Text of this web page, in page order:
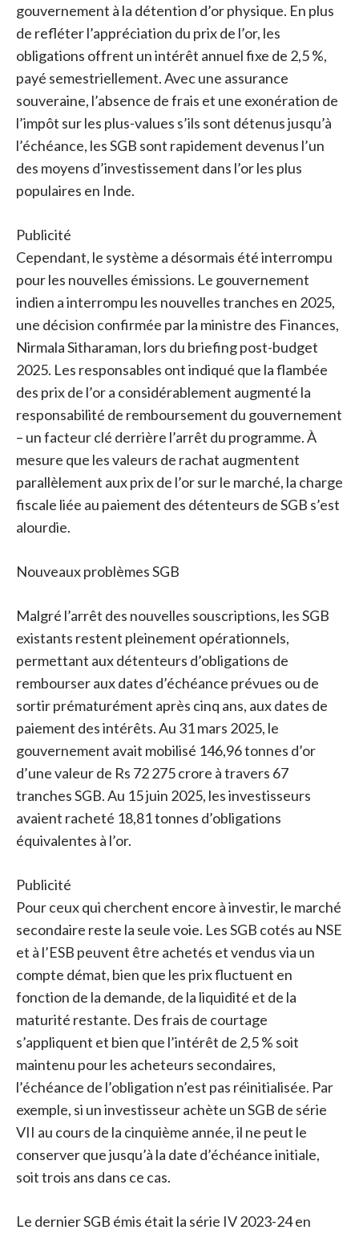
gouvernement à la détention d’or physique. En plus
de refléter l’appréciation du prix de l’or, les
obligations offrent un intérêt annuel fixe de 2,5 %,
payé semestriellement. Avec une assurance
souveraine, l’absence de frais et une exonération de
l’impôt sur les plus-values ​​s’ils sont détenus jusqu’à
l’échéance, les SGB sont rapidement devenus l’un
des moyens d’investissement dans l’or les plus
populaires en Inde.
Publicité
Cependant, le système a désormais été interrompu
pour les nouvelles émissions. Le gouvernement
indien a interrompu les nouvelles tranches en 2025,
une décision confirmée par la ministre des Finances,
Nirmala Sitharaman, lors du briefing post-budget
2025. Les responsables ont indiqué que la flambée
des prix de l’or a considérablement augmenté la
responsabilité de remboursement du gouvernement
– ​​un facteur clé derrière l’arrêt du programme. À
mesure que les valeurs de rachat augmentent
parallèlement aux prix de l’or sur le marché, la charge
fiscale liée au paiement des détenteurs de SGB s’est
alourdie.
Nouveaux problèmes SGB
Malgré l’arrêt des nouvelles souscriptions, les SGB
existants restent pleinement opérationnels,
permettant aux détenteurs d’obligations de
rembourser aux dates d’échéance prévues ou de
sortir prématurément après cinq ans, aux dates de
paiement des intérêts. Au 31 mars 2025, le
gouvernement avait mobilisé 146,96 tonnes d’or
d’une valeur de Rs 72 275 crore à travers 67
tranches SGB. Au 15 juin 2025, les investisseurs
avaient racheté 18,81 tonnes d’obligations
équivalentes à l’or.
Publicité
Pour ceux qui cherchent encore à investir, le marché
secondaire reste la seule voie. Les SGB cotés au NSE
et à l’ESB peuvent être achetés et vendus via un
compte démat, bien que les prix fluctuent en
fonction de la demande, de la liquidité et de la
maturité restante. Des frais de courtage
s’appliquent et bien que l’intérêt de 2,5 % soit
maintenu pour les acheteurs secondaires,
l’échéance de l’obligation n’est pas réinitialisée. Par
exemple, si un investisseur achète un SGB de série
VII au cours de la cinquième année, il ne peut le
conserver que jusqu’à la date d’échéance initiale,
soit trois ans dans ce cas.
Le dernier SGB émis était la série IV 2023-24 en